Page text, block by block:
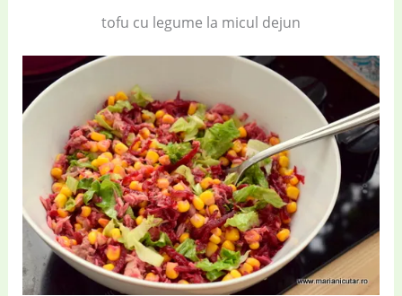
tofu cu legume la micul dejun